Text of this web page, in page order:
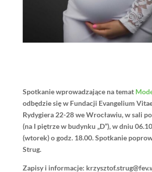
Spotkanie wprowadzające na temat
odbędzie się w Fundacji Evangelium
Rydygiera 22-28 we Wrocławiu, w sali
(na I piętrze w budynku „D”), w dniu
(wtorek) o godz. 18.00. Spotkanie
Strug.
Zapisy i informacje: